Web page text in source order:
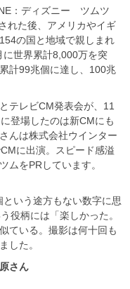
：ディズニー ツムツ
れた後、アメリカやイギ
の国と地域で親しまれ
世界累計8,000万を突
計99兆個に達し、100兆
テレビCM発表会が、11
登場したのは新CMにも
んは株式会社ウインター
に出演。スピード感溢
ムをPRしています。
いう途方もない数字に思
役柄には「楽しかった。
ている。撮影は何十回も
した。
さん